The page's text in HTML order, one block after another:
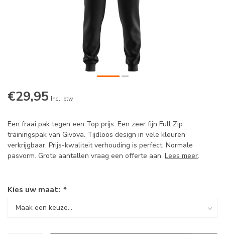
€29,95 Incl. btw
Een fraai pak tegen een Top prijs. Een zeer fijn Full Zip
trainingspak van Givova. Tijdloos design in vele kleuren
verkrijgbaar. Prijs-kwaliteit verhouding is perfect. Normale
pasvorm. Grote aantallen vraag een offerte aan. Lees meer.
Kies uw maat: *